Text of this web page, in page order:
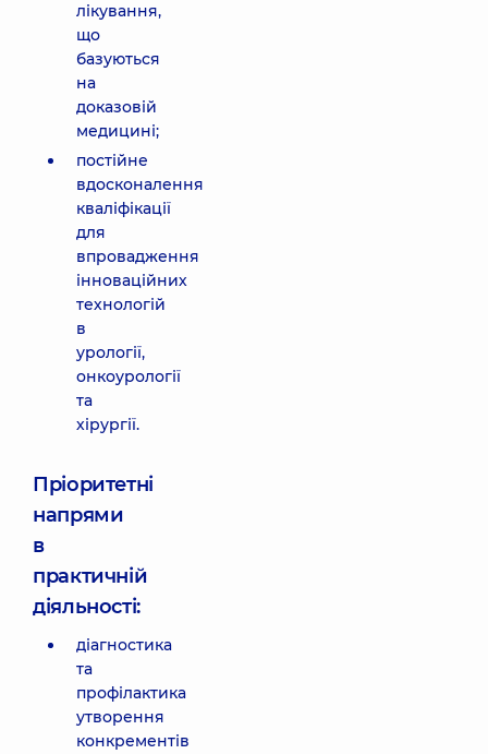
лікування,
що
базуються
на
доказовій
медицині;
постійне
вдосконалення
кваліфікації
для
впровадження
інноваційних
технологій
в
урології,
онкоурології
та
хірургії.
Пріоритетні
напрями
в
практичній
діяльності:
діагностика
та
профілактика
утворення
конкрементів